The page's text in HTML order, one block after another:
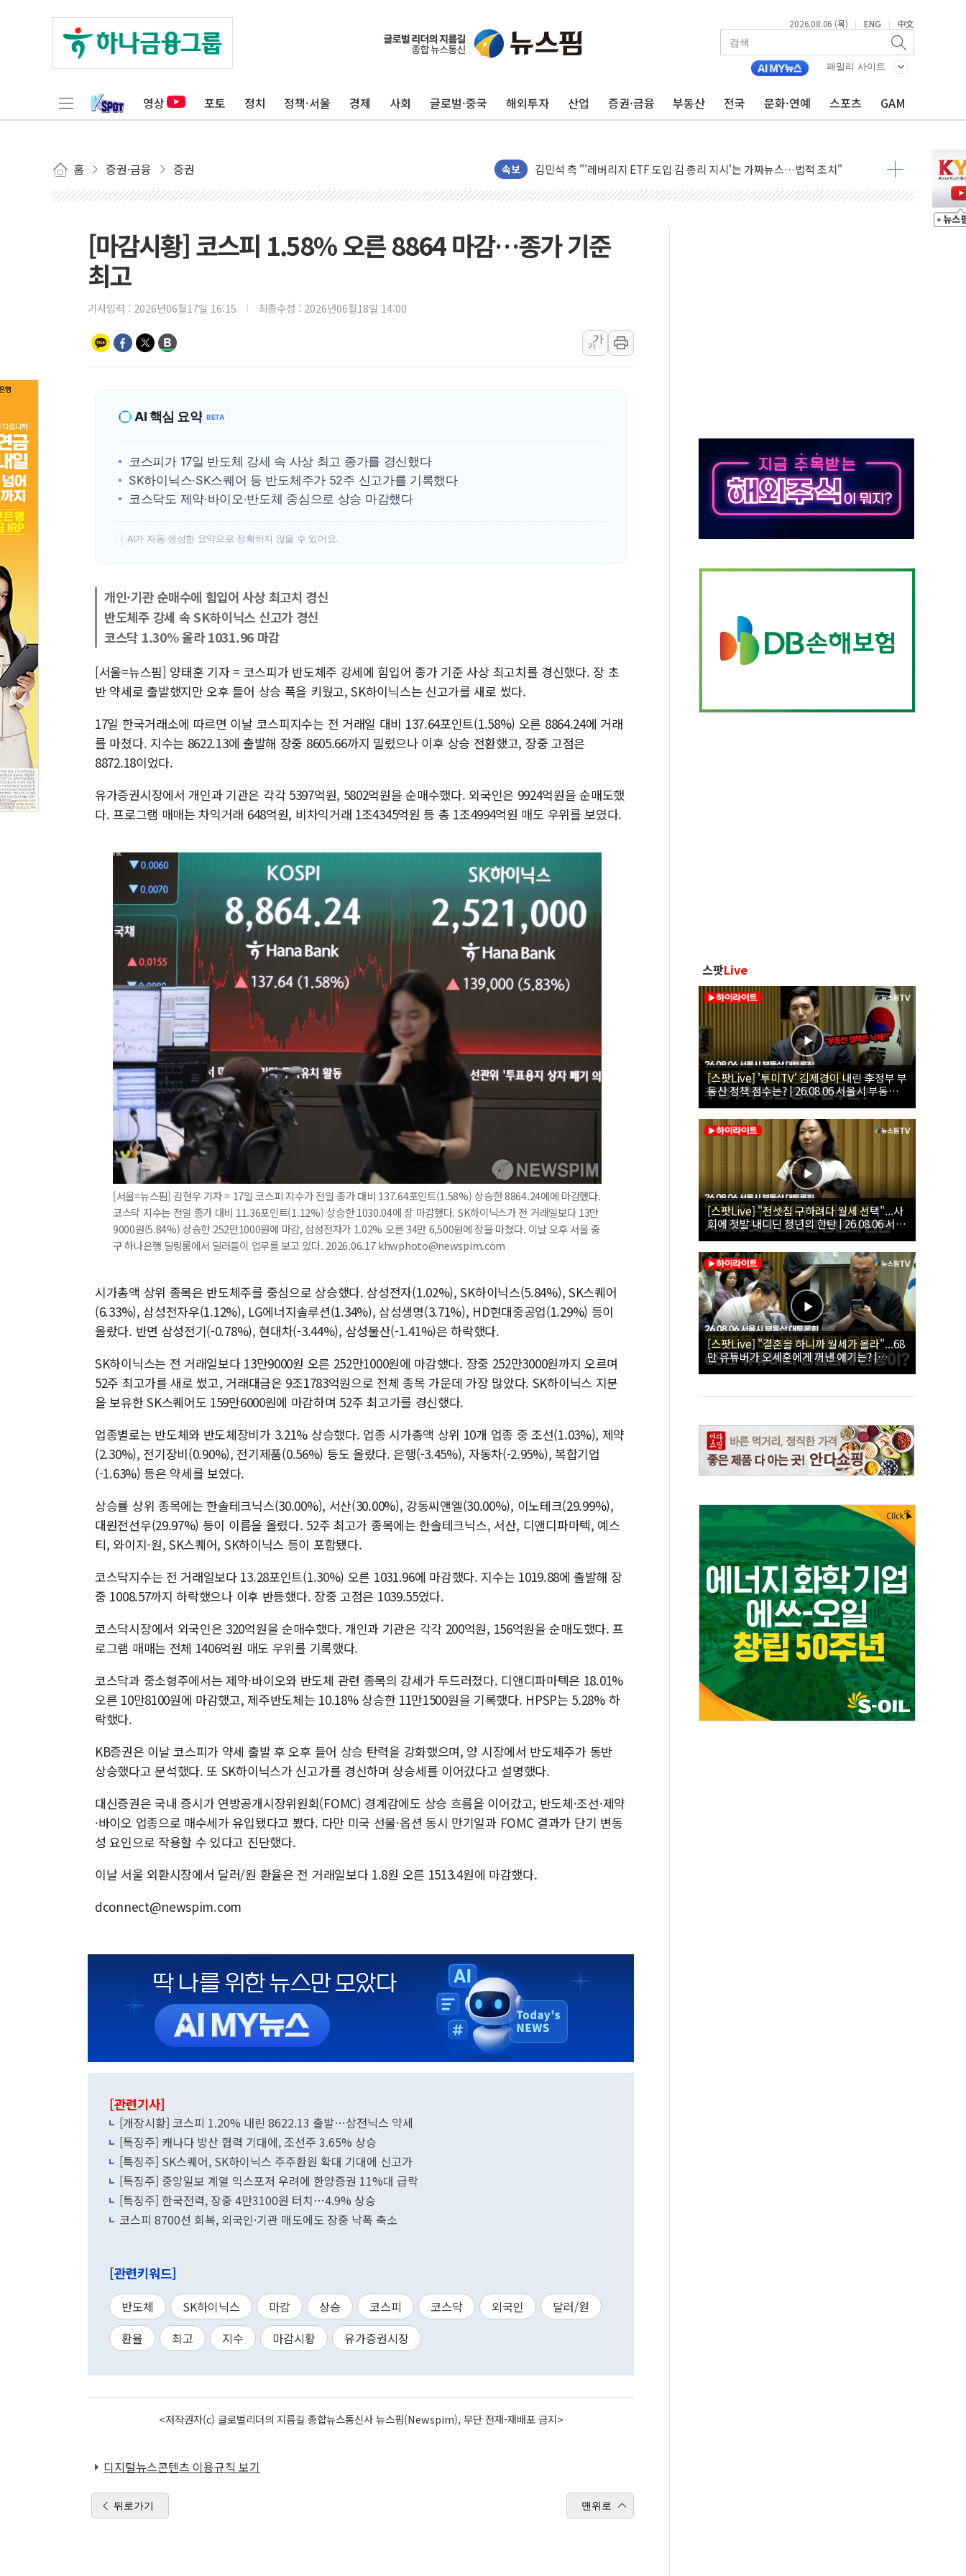
2026.08.06 (목) | ENG | 中文
패밀리 사이트
영상 포토 정치 정책·서울 경제 사회 글로벌·중국 해외투자 산업 증권·금융 부동산 전국 문화·연예 스포츠 GAM
홈 증권·금융 증권 속보
원포유, 그린비파트너스 흡수합병…비대면 영상서비스 경쟁력 강화
넷마블문화재단, 임직원 가족 직업체험 프로그램 진행
앤스로픽도 AI칩 직접 만든다…삼성전자 2나노 수주 '촉각'
'친명 vs 친청' 경선 과열...민주당 선관위 "불법 선거운동·방해행위 엄중 제재"
박윤영 KT 대표 "AIDC 경쟁력 높이기 위해 그룹 역량 결집해야"
카카오엔터프라이즈, 이재한 신임 대표 선임
[ETF 시황] SK하이닉스 인버스 20% 급등…레버리지 급락
"중국산 제품에 대한 반덤핑 관세 부과 지연, '자립 인도'에 걸림돌"
국내 최초 상업용 AI 데이터센터 포항서 '첫 삽'…2028년 가동 예정
[마감시황] 반도체가 흔든 코스피…4.58% 급락 속 코스닥만 웃었다
개인사업자대출 격차 9180억→3990억…인터넷뱅크 1·2위 '격전'
지적 장애 여성 강제 추행·스토킹 혐의 70대…경찰 불구속 입건
[마감시황] 코스피 1.58% 오른 8864 마감…종가 기준
최고
기사입력 : 2026년06월17일 16:15 최종수정 : 2026년06월18일 14:00
가
가
AI 핵심 요약 BETA
코스피가 17일 반도체 강세 속 사상 최고 종가를 경신했다
SK하이닉스·SK스퀘어 등 반도체주가 52주 신고가를 기록했다
코스닥도 제약·바이오·반도체 중심으로 상승 마감했다
! AI가 자동 생성한 요약으로 정확하지 않을 수 있어요.
개인·기관 순매수에 힘입어 사상 최고치 경신
반도체주 강세 속 SK하이닉스 신고가 경신
코스닥 1.30% 올라 1031.96 마감
[서울=뉴스핌] 양태훈 기자 = 코스피가 반도체주 강세에 힘입어 종가 기준 사상 최고치를 경신했다. 장 초
반 약세로 출발했지만 오후 들어 상승 폭을 키웠고, SK하이닉스는 신고가를 새로 썼다.
17일 한국거래소에 따르면 이날 코스피지수는 전 거래일 대비 137.64포인트(1.58%) 오른 8864.24에 거래
를 마쳤다. 지수는 8622.13에 출발해 장중 8605.66까지 밀렸으나 이후 상승 전환했고, 장중 고점은
8872.18이었다.
유가증권시장에서 개인과 기관은 각각 5397억원, 5802억원을 순매수했다. 외국인은 9924억원을 순매도했
다. 프로그램 매매는 차익거래 648억원, 비차익거래 1조4345억원 등 총 1조4994억원 매도 우위를 보였다.
[서울=뉴스핌] 김현우 기자 = 17일 코스피 지수가 전일 종가 대비 137.64포인트(1.58%) 상승한 8864.24에에 마감했다.
코스닥 지수는 전일 종가 대비 11.36포인트(1.12%) 상승한 1030.04에 장 마감했다. SK하이닉스가 전 거래일보다 13만
9000원(5.84%) 상승한 252만1000원에 마감, 삼성전자가 1.02% 오른 34만 6,500원에 장을 마쳤다. 이날 오후 서울 중
구 하나은행 딜링룸에서 딜러들이 업무를 보고 있다. 2026.06.17 khwphoto@newspim.com
시가총액 상위 종목은 반도체주를 중심으로 상승했다. 삼성전자(1.02%), SK하이닉스(5.84%), SK스퀘어
(6.33%), 삼성전자우(1.12%), LG에너지솔루션(1.34%), 삼성생명(3.71%), HD현대중공업(1.29%) 등이
올랐다. 반면 삼성전기(-0.78%), 현대차(-3.44%), 삼성물산(-1.41%)은 하락했다.
SK하이닉스는 전 거래일보다 13만9000원 오른 252만1000원에 마감했다. 장중 252만3000원까지 오르며
52주 최고가를 새로 썼고, 거래대금은 9조1783억원으로 전체 종목 가운데 가장 많았다. SK하이닉스 지분
을 보유한 SK스퀘어도 159만6000원에 마감하며 52주 최고가를 경신했다.
업종별로는 반도체와 반도체장비가 3.21% 상승했다. 업종 시가총액 상위 10개 업종 중 조선(1.03%), 제약
(2.30%), 전기장비(0.90%), 전기제품(0.56%) 등도 올랐다. 은행(-3.45%), 자동차(-2.95%), 복합기업
(-1.63%) 등은 약세를 보였다.
상승률 상위 종목에는 한솔테크닉스(30.00%), 서산(30.00%), 강동씨앤엘(30.00%), 이노테크(29.99%),
대원전선우(29.97%) 등이 이름을 올렸다. 52주 최고가 종목에는 한솔테크닉스, 서산, 디앤디파마텍, 예스
티, 와이지-원, SK스퀘어, SK하이닉스 등이 포함됐다.
코스닥지수는 전 거래일보다 13.28포인트(1.30%) 오른 1031.96에 마감했다. 지수는 1019.88에 출발해 장
중 1008.57까지 하락했으나 이후 반등했다. 장중 고점은 1039.55였다.
코스닥시장에서 외국인은 320억원을 순매수했다. 개인과 기관은 각각 200억원, 156억원을 순매도했다. 프
로그램 매매는 전체 1406억원 매도 우위를 기록했다.
코스닥과 중소형주에서는 제약·바이오와 반도체 관련 종목의 강세가 두드러졌다. 디앤디파마텍은 18.01%
오른 10만8100원에 마감했고, 제주반도체는 10.18% 상승한 11만1500원을 기록했다. HPSP는 5.28% 하
락했다.
KB증권은 이날 코스피가 약세 출발 후 오후 들어 상승 탄력을 강화했으며, 양 시장에서 반도체주가 동반
상승했다고 분석했다. 또 SK하이닉스가 신고가를 경신하며 상승세를 이어갔다고 설명했다.
대신증권은 국내 증시가 연방공개시장위원회(FOMC) 경계감에도 상승 흐름을 이어갔고, 반도체·조선·제약
·바이오 업종으로 매수세가 유입됐다고 봤다. 다만 미국 선물·옵션 동시 만기일과 FOMC 결과가 단기 변동
성 요인으로 작용할 수 있다고 진단했다.
이날 서울 외환시장에서 달러/원 환율은 전 거래일보다 1.8원 오른 1513.4원에 마감했다.
dconnect@newspim.com
[관련기사]
[개장시황] 코스피 1.20% 내린 8622.13 출발…삼전닉스 약세
[특징주] 캐나다 방산 협력 기대에, 조선주 3.65% 상승
[특징주] SK스퀘어, SK하이닉스 주주환원 확대 기대에 신고가
[특징주] 중앙일보 계열 익스포저 우려에 한양증권 11%대 급락
[특징주] 한국전력, 장중 4만3100원 터치…4.9% 상승
코스피 8700선 회복, 외국인·기관 매도에도 장중 낙폭 축소
[관련키워드]
반도체 SK하이닉스 마감 상승 코스피 코스닥 외국인
달러/원
환율
최고 지수 마감시황 유가증권시장
<저작권자(c) 글로벌리더의 지름길 종합뉴스통신사 뉴스핌(Newspim), 무단 전재-재배포 금지>
디지털뉴스콘텐츠 이용규칙 보기
뒤로가기 맨위로
스팟Live
[스팟Live] '투미TV' 김제경이 내린 李정부 부
동산 정책 점수는? | 26.08.06 서울시 부동산
대토론회
[스팟Live] "전셋집 구하려다 월세 선택"...사
회에 첫발 내디딘 청년의 한탄 | 26.08.06 서울
시 부동산 대토론회
[스팟Live] "결혼을 하니까 월세가 올라"...68
만 유튜버가 오세훈에게 꺼낸 얘기는? |
26.08.06 서울시 부동산 대토론회